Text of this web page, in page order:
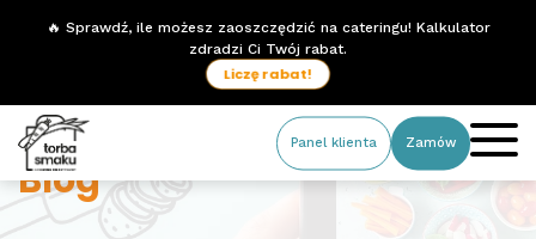
🔥 Sprawdź, ile możesz zaoszczędzić na cateringu! Kalkulator
zdradzi Ci Twój rabat.
Liczę rabat!
Panel klienta Zamów
Blog